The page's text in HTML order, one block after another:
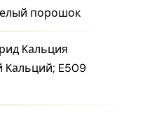
порошок
Kальция
Kальций; E509